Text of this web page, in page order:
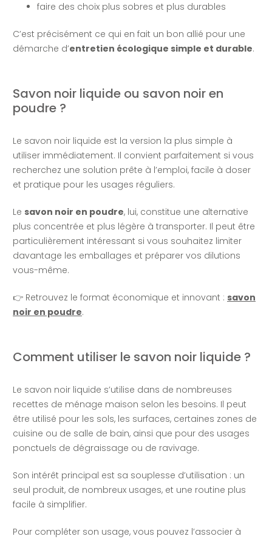
faire des choix plus sobres et plus durables
C’est précisément ce qui en fait un bon allié pour une
démarche d’entretien écologique simple et durable.
Savon noir liquide ou savon noir en
poudre ?
Le savon noir liquide est la version la plus simple à
utiliser immédiatement. Il convient parfaitement si vous
recherchez une solution prête à l’emploi, facile à doser
et pratique pour les usages réguliers.
Le savon noir en poudre, lui, constitue une alternative
plus concentrée et plus légère à transporter. Il peut être
particulièrement intéressant si vous souhaitez limiter
davantage les emballages et préparer vos dilutions
vous-même.
👉 Retrouvez le format économique et innovant : savon
noir en poudre.
Comment utiliser le savon noir liquide ?
Le savon noir liquide s’utilise dans de nombreuses
recettes de ménage maison selon les besoins. Il peut
être utilisé pour les sols, les surfaces, certaines zones de
cuisine ou de salle de bain, ainsi que pour des usages
ponctuels de dégraissage ou de ravivage.
Son intérêt principal est sa souplesse d’utilisation : un
seul produit, de nombreux usages, et une routine plus
facile à simplifier.
Pour compléter son usage, vous pouvez l’associer à